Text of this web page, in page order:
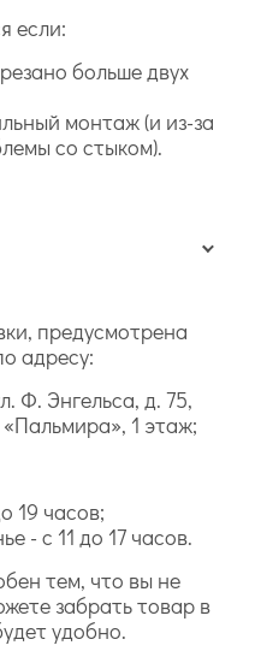
если:
больше двух
монтаж (и из-за
со стыком).
предусмотрена
адресу:
Ф. Энгельса, д. 75,
1 этаж;
19 часов;
- с 11 до 17 часов.
тем, что вы не
забрать товар в
удобно.